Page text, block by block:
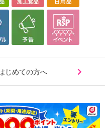
と炊きあがります。
利です。
もじで全体を混ぜ合わせて
じめての方へ